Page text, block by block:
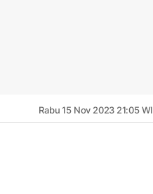
Rabu 15 Nov 2023 21:05